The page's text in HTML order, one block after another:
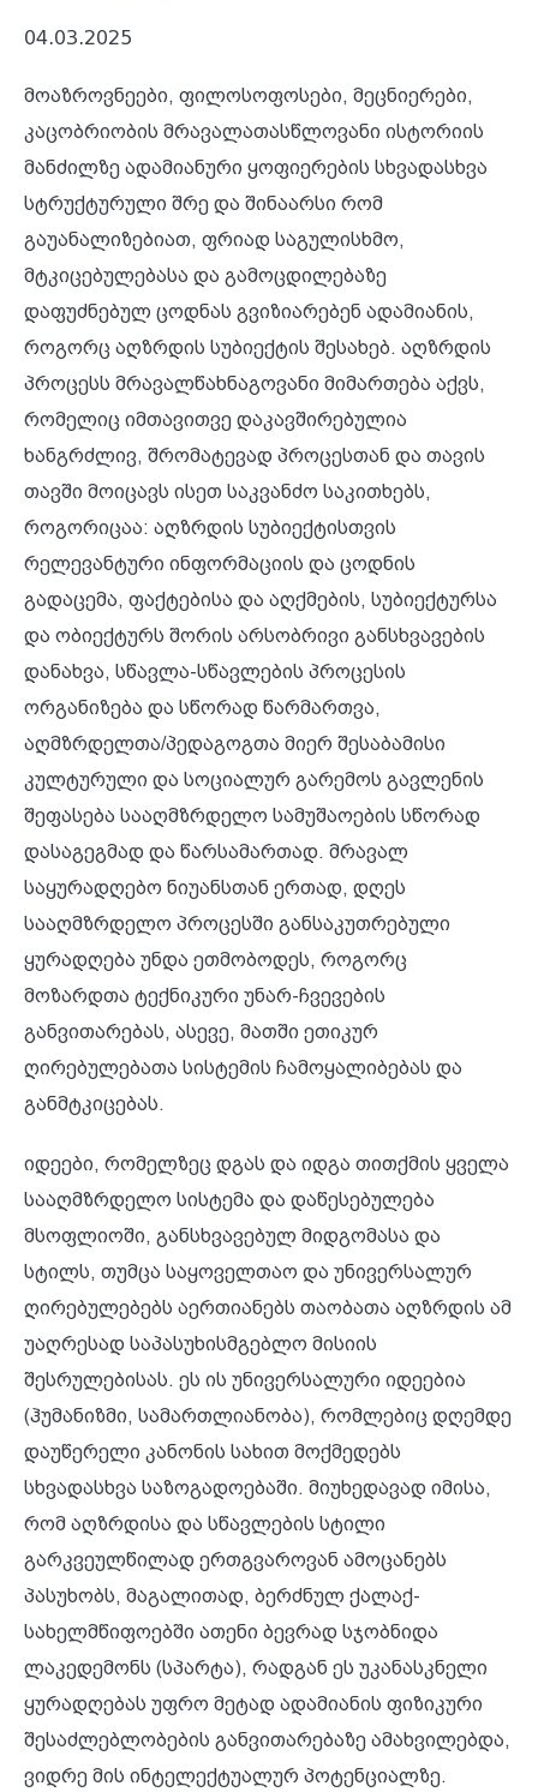
04.03.2025
მოაზროვნეები, ფილოსოფოსები, მეცნიერები,
კაცობრიობის მრავალათასწლოვანი ისტორიის
მანძილზე ადამიანური ყოფიერების სხვადასხვა
სტრუქტურული შრე და შინაარსი რომ
გაუანალიზებიათ, ფრიად საგულისხმო,
მტკიცებულებასა და გამოცდილებაზე
დაფუძნებულ ცოდნას გვიზიარებენ ადამიანის,
როგორც აღზრდის სუბიექტის შესახებ. აღზრდის
პროცესს მრავალწახნაგოვანი მიმართება აქვს,
რომელიც იმთავითვე დაკავშირებულია
ხანგრძლივ, შრომატევად პროცესთან და თავის
თავში მოიცავს ისეთ საკვანძო საკითხებს,
როგორიცაა: აღზრდის სუბიექტისთვის
რელევანტური ინფორმაციის და ცოდნის
გადაცემა, ფაქტებისა და აღქმების, სუბიექტურსა
და ობიექტურს შორის არსობრივი განსხვავების
დანახვა, სწავლა-სწავლების პროცესის
ორგანიზება და სწორად წარმართვა,
აღმზრდელთა/პედაგოგთა მიერ შესაბამისი
კულტურული და სოციალურ გარემოს გავლენის
შეფასება სააღმზრდელო სამუშაოების სწორად
დასაგეგმად და წარსამართად. მრავალ
საყურადღებო ნიუანსთან ერთად, დღეს
სააღმზრდელო პროცესში განსაკუთრებული
ყურადღება უნდა ეთმობოდეს, როგორც
მოზარდთა ტექნიკური უნარ-ჩვევების
განვითარებას, ასევე, მათში ეთიკურ
ღირებულებათა სისტემის ჩამოყალიბებას და
განმტკიცებას.
იდეები, რომელზეც დგას და იდგა თითქმის ყველა
სააღმზრდელო სისტემა და დაწესებულება
მსოფლიოში, განსხვავებულ მიდგომასა და
სტილს, თუმცა საყოველთაო და უნივერსალურ
ღირებულებებს აერთიანებს თაობათა აღზრდის ამ
უაღრესად საპასუხისმგებლო მისიის
შესრულებისას. ეს ის უნივერსალური იდეებია
(ჰუმანიზმი, სამართლიანობა), რომლებიც დღემდე
დაუწერელი კანონის სახით მოქმედებს
სხვადასხვა საზოგადოებაში. მიუხედავად იმისა,
რომ აღზრდისა და სწავლების სტილი
გარკვეულწილად ერთგვაროვან ამოცანებს
პასუხობს, მაგალითად, ბერძნულ ქალაქ-
სახელმწიფოებში ათენი ბევრად სჯობნიდა
ლაკედემონს (სპარტა), რადგან ეს უკანასკნელი
ყურადღებას უფრო მეტად ადამიანის ფიზიკური
შესაძლებლობების განვითარებაზე ამახვილებდა,
ვიდრე მის ინტელექტუალურ პოტენციალზე.